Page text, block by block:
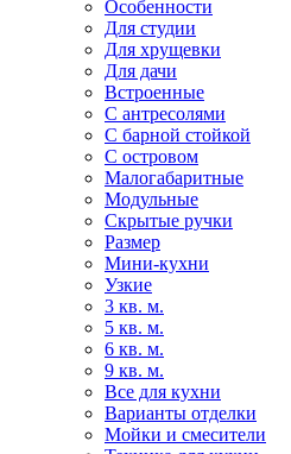
Особенности
Для студии
Для хрущевки
Для дачи
Встроенные
С антресолями
С барной стойкой
С островом
Малогабаритные
Модульные
Скрытые ручки
Размер
Мини-кухни
Узкие
3 кв. м.
5 кв. м.
6 кв. м.
9 кв. м.
Все для кухни
Варианты отделки
Мойки и смесители